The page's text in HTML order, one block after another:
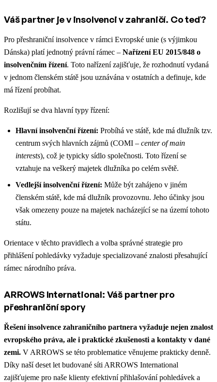
Váš partner je v insolvenci v zahraničí. Co teď?
Pro přeshraniční insolvence v rámci Evropské unie (s výjimkou
Dánska) platí jednotný právní rámec – Nařízení EU 2015/848 o
insolvenčním řízení. Toto nařízení zajišťuje, že rozhodnutí vydaná
v jednom členském státě jsou uznávána v ostatních a definuje, kde
má řízení probíhat.
Rozlišují se dva hlavní typy řízení:
Hlavní insolvenční řízení: Probíhá ve státě, kde má dlužník tzv.
centrum svých hlavních zájmů (COMI – center of main
interests), což je typicky sídlo společnosti. Toto řízení se
vztahuje na veškerý majetek dlužníka po celém světě.
Vedlejší insolvenční řízení: Může být zahájeno v jiném
členském státě, kde má dlužník provozovnu. Jeho účinky jsou
však omezeny pouze na majetek nacházející se na území tohoto
státu.
Orientace v těchto pravidlech a volba správné strategie pro
přihlášení pohledávky vyžaduje specializované znalosti přesahující
rámec národního práva.
ARROWS International: Váš partner pro
přeshraniční spory
Řešení insolvence zahraničního partnera vyžaduje nejen znalost
evropského práva, ale i praktické zkušenosti a kontakty v dané
zemi. V ARROWS se této problematice věnujeme prakticky denně.
Díky naší deset let budované síti ARROWS International
zajišťujeme pro naše klienty efektivní přihlašování pohledávek a